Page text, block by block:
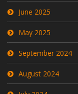
June 2025
May 2025
September 2024
August 2024